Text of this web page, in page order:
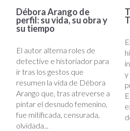
Débora Arango de
perfil: su vida, su obra y
su tiempo
El autor alterna roles de
detective e historiador para
ir tras los gestos que
resumen la vida de Débora
Arango que, tras atreverse a
pintar el desnudo femenino,
fue mitificada, censurada,
olvidada...
y